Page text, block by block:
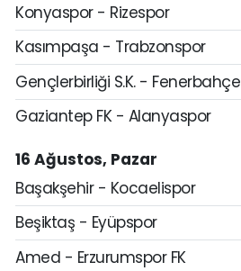
Konyaspor - Rizespor
Kasımpaşa - Trabzonspor
Gençlerbirliği S.K. - Fenerbahçe
Gaziantep FK - Alanyaspor
16 Ağustos, Pazar
Başakşehir - Kocaelispor
Beşiktaş - Eyüpspor
Amed - Erzurumspor FK